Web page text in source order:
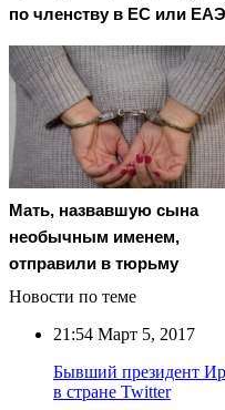
по членству в ЕС или
Мать, назвавшую сына
необычным именем,
отправили в тюрьму
Новости по теме
21:54 Март 5, 2017
Бывший президент
в стране Twitter